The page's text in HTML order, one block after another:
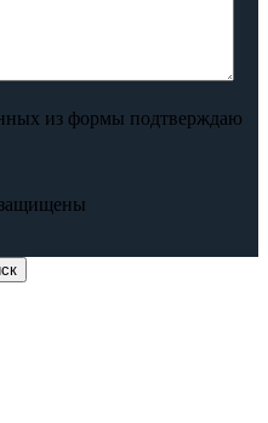
из формы подтверждаю